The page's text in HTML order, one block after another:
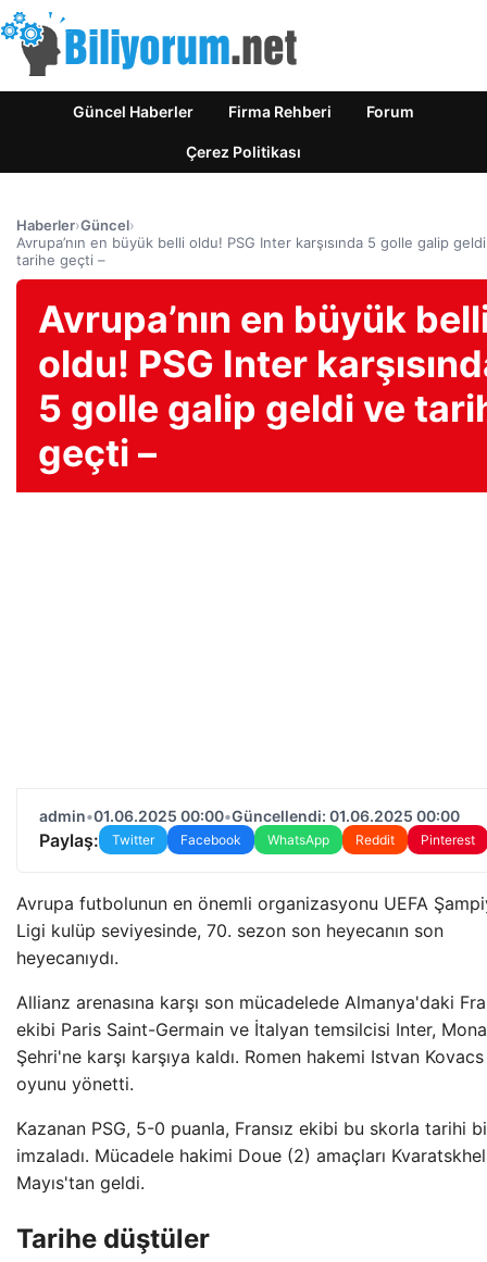
Güncel Haberler Firma Rehberi Forum
Çerez Politikası
Haberler›Güncel›
Avrupa’nın en büyük belli oldu! PSG Inter karşısında 5 golle galip
tarihe geçti –
Avrupa’nın en büyük
oldu! PSG Inter
5 golle galip geldi ve
geçti –
admin•01.06.2025 00:00•Güncellendi: 01.06.2025 00:00
Paylaş: Twitter Facebook WhatsApp Reddit Pinterest
Avrupa futbolunun en önemli organizasyonu UEFA
Ligi kulüp seviyesinde, 70. sezon son heyecanın son
heyecanıydı.
Allianz arenasına karşı son mücadelede Almanya'daki
ekibi Paris Saint-Germain ve İtalyan temsilcisi Inter,
Şehri'ne karşı karşıya kaldı. Romen hakemi Istvan
oyunu yönetti.
Kazanan PSG, 5-0 puanla, Fransız ekibi bu skorla tarihi
imzaladı. Mücadele hakimi Doue (2) amaçları
Mayıs'tan geldi.
Tarihe düştüler